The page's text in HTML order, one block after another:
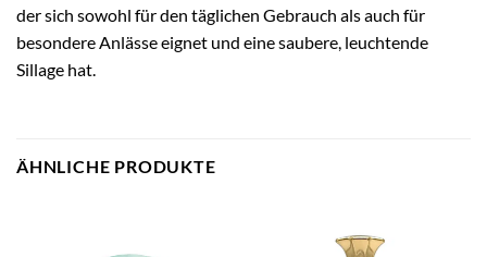
der sich sowohl für den täglichen Gebrauch als auch für
besondere Anlässe eignet und eine saubere, leuchtende
Sillage hat.
ÄHNLICHE PRODUKTE